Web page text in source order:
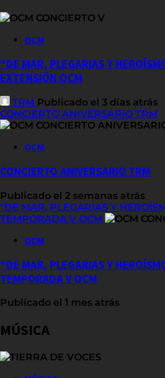
OCM
“DE MAR, PLEGARIAS Y
EXTENSIÓN OCM
TRM Publicado el 3 días atrás
CONCIERTO ANIVERSARIO TRM
OCM
CONCIERTO ANIVERSARIO TRM
Publicado el 2 semanas atrás
“DE MAR, PLEGARIAS Y
TEMPORADA V OCM
OCM
“DE MAR, PLEGARIAS Y
TEMPORADA V OCM
Publicado el 1 mes atrás
MÚSICA